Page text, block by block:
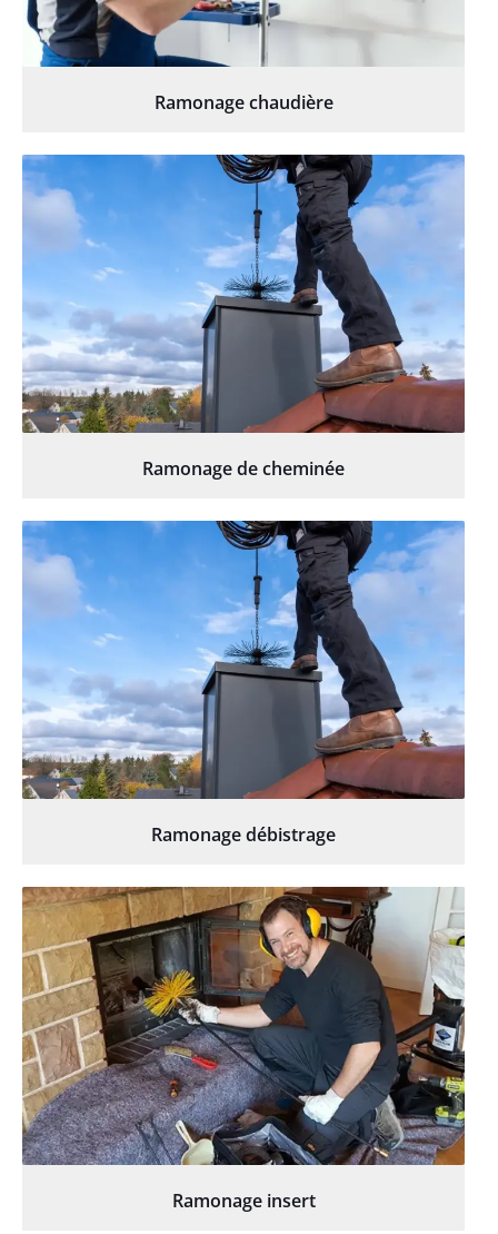
Ramonage chaudière
Ramonage de cheminée
Ramonage débistrage
Ramonage insert